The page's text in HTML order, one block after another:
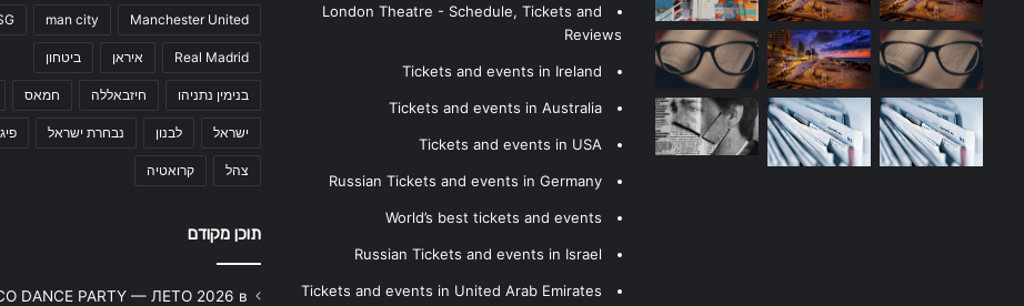
London Theatre - Schedule, Tickets and
Reviews
Tickets and events in Ireland
Tickets and events in Australia
Tickets and events in USA
Russian Tickets and events in Germany
World’s best tickets and events
Russian Tickets and events in Israel
Tickets and events in United Arab Emirates
Manchester United
man city
Real Madrid איראן ביטחון
בנימין נתניהו חיזבאללה חמאס
ישראל לבנון נבחרת ישראל
צהל קרואטיה
תוכן מקודם
DANCE PARTY — ЛЕТО 2026 в